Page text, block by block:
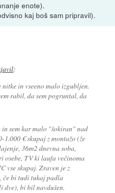
enote).
kaj boš sam pripravil).
:
in vseeno malo izgubljen.
rabil, da sem pogruntal, da
sem kar malo "šokiran" nad
1.000 € skupaj z montažo (že
36m2 dnevna soba,
osebe, TV ki laufa večinoma
vse skupaj. Zraven je z
če bi tudi tukaj padla
dve), bi bil navdušen.